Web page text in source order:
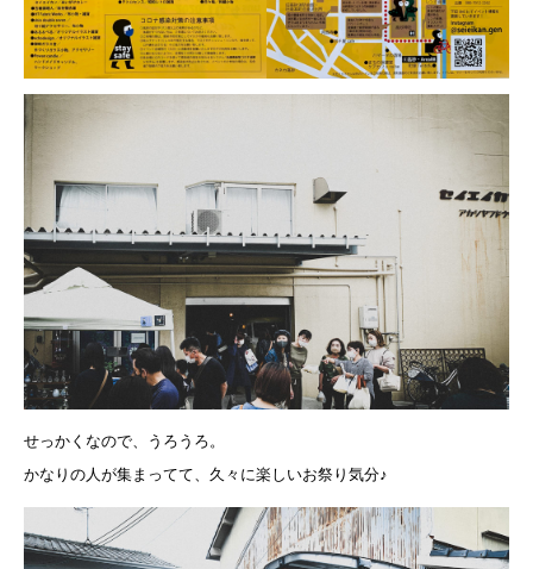
せっかくなので、うろうろ。
かなりの人が集まってて、久々に楽しいお祭り気分♪